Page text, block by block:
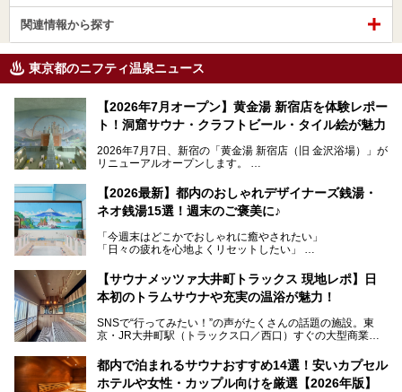
関連情報から探す
東京都のニフティ温泉ニュース
【2026年7月オープン】黄金湯 新宿店を体験レポー
ト！洞窟サウナ・クラフトビール・タイル絵が魅力
2026年7月7日、新宿の「黄金湯 新宿店（旧 金沢浴場）」が
リニューアルオープンします。
レトロでノスタルジックなタイル絵はそのまま、昔からここ
を知る地元の人にも、新しく足を運んでくれる人にも愛され
る、今の時代の"銭湯"として生まれ変わりました。洞窟のよ
ビアバーなど、新しく登場したスポットも併せて紹介しま
す。充実した設備があるのに、基本の入浴料が銭湯価格の5
【2026最新】都内のおしゃれデザイナーズ銭湯・
ネオ銭湯15選！週末のご褒美に♪
「今週末はどこかでおしゃれに癒やされたい」
「日々の疲れを心地よくリセットしたい」
となっている新しいスタイルの銭湯です。
最近、SNSやメディアで「デザイナーズ銭湯」や「ネオ銭
本記事では、そもそもこれらがどんな銭湯なのか、その気に
いおしゃれな名店15選を、おすすめの順番で一挙にご紹介
します。
【サウナメッツァ大井町トラックス 現地レポ】日
本初のトラムサウナや充実の温浴が魅力！
SNSで“行ってみたい！”の声がたくさんの話題の施設。東
京・JR大井町駅（トラックス口／西口）すぐの大型商業施
ツァ大井町トラックス」がニューオープン。施設の様子をレ
ポ―トします。
都内で泊まれるサウナおすすめ14選！安いカプセル
ホテルや女性・カップル向けを厳選【2026年版】